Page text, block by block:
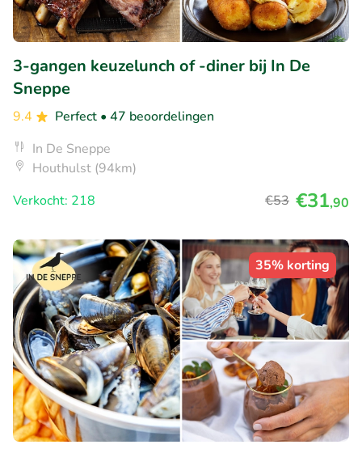
3-gangen keuzelunch of -diner bij In De
Sneppe
9.4 Perfect • 47 beoordelingen
In De Sneppe
Houthulst (94km)
Verkocht: 218
€53 €31,90
35% korting